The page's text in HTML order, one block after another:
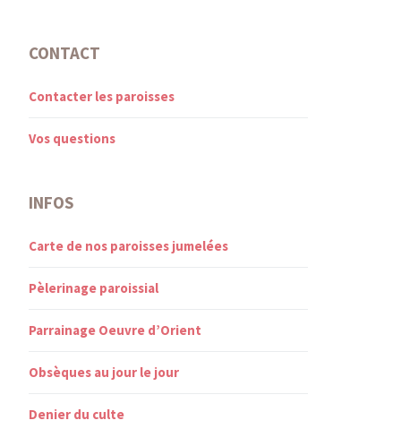
CONTACT
Contacter les paroisses
Vos questions
INFOS
Carte de nos paroisses jumelées
Pèlerinage paroissial
Parrainage Oeuvre d’Orient
Obsèques au jour le jour
Denier du culte